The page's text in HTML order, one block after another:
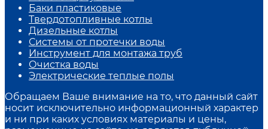
Баки пластиковые
Твердотопливные котлы
Дизельные котлы
Системы от протечки воды
Инструмент для монтажа труб
Очистка воды
Электрические теплые полы
Обращаем Ваше внимание на то, что данный сайт
носит исключительно информационный характер
и ни при каких условиях материалы и цены,